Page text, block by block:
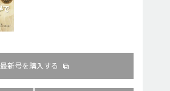
最新号を購入する